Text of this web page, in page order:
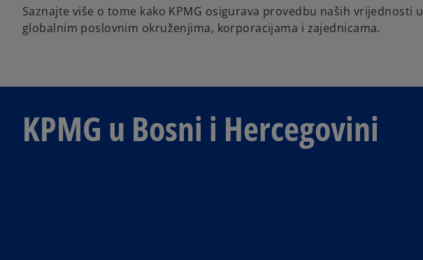
Saznajte više o tome kako KPMG osigurava provedbu naših vrijednosti u
globalnim poslovnim okruženjima, korporacijama i zajednicama.
KPMG u Bosni i Hercegovini